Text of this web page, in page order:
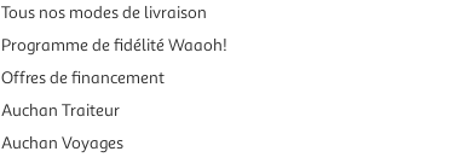
Tous nos modes de livraison
Programme de fidélité Waaoh!
Offres de financement
Auchan Traiteur
Auchan Voyages